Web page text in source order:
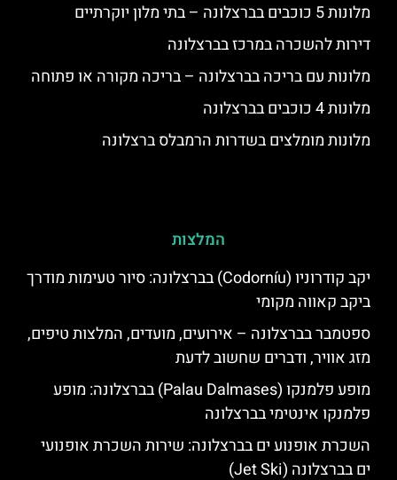
מלונות 5 כוכבים בברצלונה – בתי מלון יוקרתיים
דירות להשכרה במרכז בברצלונה
מלונות עם בריכה בברצלונה – בריכה מקורה או פתוחה
מלונות 4 כוכבים בברצלונה
מלונות מומלצים בשדרות הרמבלס ברצלונה
המלצות
יקב קודרוניו (Codorníu) בברצלונה: סיור טעימות מודרך
ביקב קאווה מקומי
ספטמבר בברצלונה – אירועים, מועדים, המלצות טיפים,
מזג אוויר, ודברים שחשוב לדעת
מופע פלמנקו (Palau Dalmases) בברצלונה: מופע
פלמנקו אינטימי בברצלונה
השכרת אופנוע ים בברצלונה: שירות השכרת אופנועי
ים בברצלונה (Jet Ski)